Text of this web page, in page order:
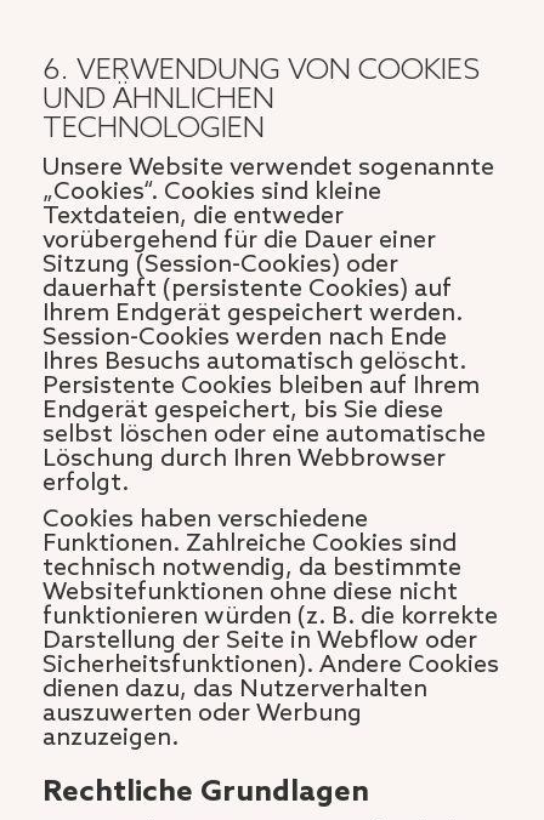
6. VERWENDUNG VON COOKIES
UND ÄHNLICHEN
TECHNOLOGIEN
Unsere Website verwendet sogenannte
„Cookies“. Cookies sind kleine
Textdateien, die entweder
vorübergehend für die Dauer einer
Sitzung (Session-Cookies) oder
dauerhaft (persistente Cookies) auf
Ihrem Endgerät gespeichert werden.
Session-Cookies werden nach Ende
Ihres Besuchs automatisch gelöscht.
Persistente Cookies bleiben auf Ihrem
Endgerät gespeichert, bis Sie diese
selbst löschen oder eine automatische
Löschung durch Ihren Webbrowser
erfolgt.
Cookies haben verschiedene
Funktionen. Zahlreiche Cookies sind
technisch notwendig, da bestimmte
Websitefunktionen ohne diese nicht
funktionieren würden (z. B. die korrekte
Darstellung der Seite in Webflow oder
Sicherheitsfunktionen). Andere Cookies
dienen dazu, das Nutzerverhalten
auszuwerten oder Werbung
anzuzeigen.
Rechtliche Grundlagen